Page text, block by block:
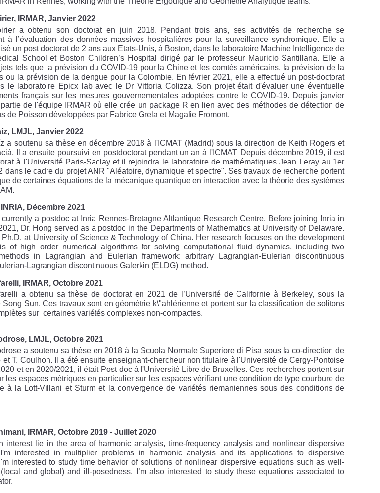
IRMAR, Janvier 2022
a obtenu son doctorat en juin 2018. Pendant trois ans, ses activités de recherche se
à l’évaluation des données massives hospitalières pour la surveillance syndromique. Elle a
un post doctorat de 2 ans aux Etats-Unis, à Boston, dans le laboratoire Machine Intelligence de
School et Boston Children’s Hospital dirigé par le professeur Mauricio Santillana. Elle a
tels que la prévision du COVID-19 pour la Chine et les comtés américains, la prévision de la
ou la prévision de la dengue pour la Colombie. En février 2021, elle a effectué un post-doctorat
le laboratoire Epicx lab avec le Dr Vittoria Colizza. Son projet était d'évaluer une éventuelle
français sur les mesures gouvernementales adoptées contre le COVID-19. Depuis janvier
de l'équipe IRMAR où elle crée un package R en lien avec des méthodes de détection de
de Poisson développées par Fabrice Grela et Magalie Fromont.
LMJL, Janvier 2022
a soutenu sa thèse en décembre 2018 à l'ICMAT (Madrid) sous la direction de Keith Rogers et
Il a ensuite poursuivi en postdoctorat pendant un an à l'ICMAT. Depuis décembre 2019, il est
à l'Université Paris-Saclay et il rejoindra le laboratoire de mathématiques Jean Leray au 1er
dans le cadre du projet ANR "Aléatoire, dynamique et spectre". Ses travaux de recherche portent
de certaines équations de la mécanique quantique en interaction avec la théorie des systèmes
Décembre 2021
currently a postdoc at Inria Rennes-Bretagne Altlantique Research Centre. Before joining Inria in
Dr. Hong served as a postdoc in the Departments of Mathematics at University of Delaware.
Ph.D. at University of Science & Technology of China. Her research focuses on the development
of high order numerical algorithms for solving computational fluid dynamics, including two
in Lagrangian and Eulerian framework: arbitrary Lagrangian-Eulerian discontinuous
Lagrangian discontinuous Galerkin (ELDG) method.
IRMAR, Octobre 2021
a obtenu sa thèse de doctorat en 2021 de l’Université de Californie à Berkeley, sous la
Song Sun. Ces travaux sont en géométrie k\"ahlérienne et portent sur la classification de solitons
sur certaines variétés complexes non-compactes.
LMJL, Octobre 2021
a soutenu sa thèse en 2018 à la Scuola Normale Superiore di Pisa sous la co-direction de
et T. Coulhon. Il a été ensuite enseignant-chercheur non titulaire à l'Université de Cergy-Pontoise
et en 2020/2021, il était Post-doc à l'Université Libre de Bruxelles. Ces recherches portent sur
les espaces métriques en particulier sur les espaces vérifiant une condition de type courbure de
à la Lott-Villani et Sturm et la convergence de variétés riemaniennes sous des conditions de
IRMAR, Octobre 2019 - Juillet 2020
interest lie in the area of harmonic analysis, time-frequency analysis and nonlinear dispersive
interested in multiplier problems in harmonic analysis and its applications to dispersive
interested to study time behavior of solutions of nonlinear dispersive equations such as well-
and global) and ill-posedness. I’m also interested to study these equations associated to